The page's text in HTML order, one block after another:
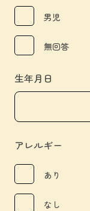
男児
無回答
生年月日
アレルギー
あり
なし